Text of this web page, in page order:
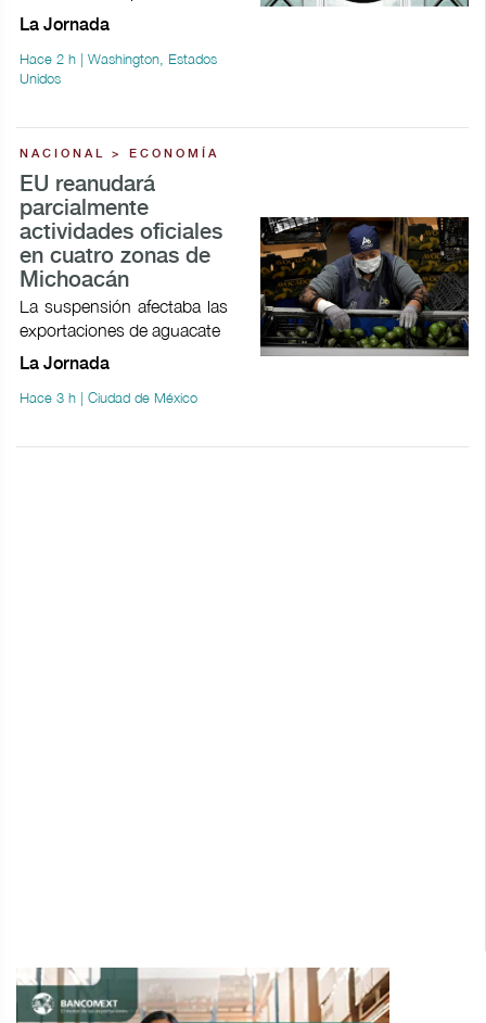
La Jornada
Hace 2 h | Washington, Estados
Unidos
NACIONAL > ECONOMÍA
EU reanudará
parcialmente
actividades oficiales
en cuatro zonas de
Michoacán
La suspensión afectaba las
exportaciones de aguacate
La Jornada
Hace 3 h | Ciudad de México